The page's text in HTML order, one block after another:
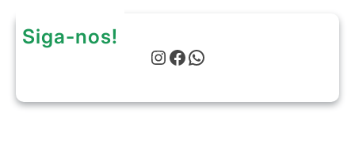
h
Siga-nos!
Instagram Facebook WhatsApp